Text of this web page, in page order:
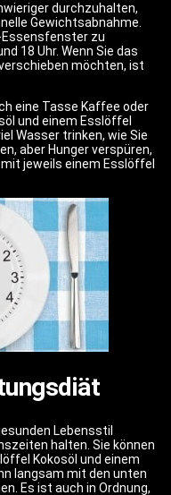
durchzuhalten,
Gewichtsabnahme.
zu
18 Uhr. Wenn Sie das
möchten, ist
eine Tasse Kaffee oder
und einem Esslöffel
Wasser trinken, wie Sie
aber Hunger verspüren,
jeweils einem Esslöffel
Lebensstil
halten. Sie können
Kokosöl und einem
langsam mit den unten
Es ist auch in Ordnung,